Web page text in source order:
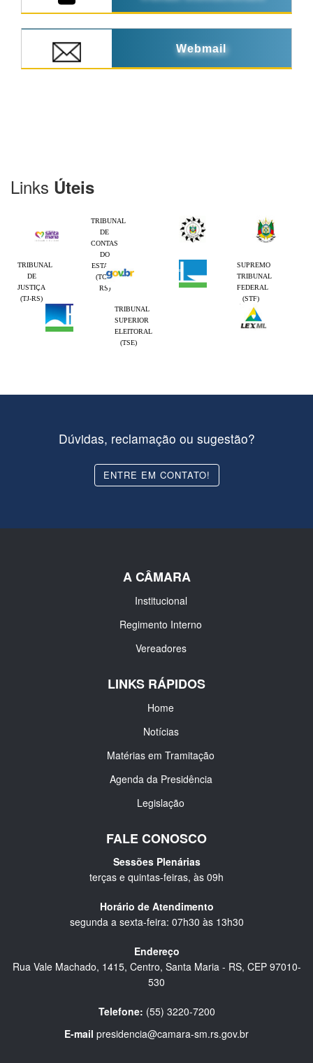
Webmail
Links Úteis
TRIBUNAL
DE
CONTAS
DO
ESTADO
(TCE-
RS)
TRIBUNAL
DE
JUSTIÇA
(TJ-RS)
SUPREMO
TRIBUNAL
FEDERAL
(STF)
TRIBUNAL
SUPERIOR
ELEITORAL
(TSE)
Dúvidas, reclamação ou sugestão?
ENTRE EM CONTATO!
A CÂMARA
Institucional
Regimento Interno
Vereadores
LINKS RÁPIDOS
Home
Notícias
Matérias em Tramitação
Agenda da Presidência
Legislação
FALE CONOSCO
Sessões Plenárias
terças e quintas-feiras, às 09h
Horário de Atendimento
segunda a sexta-feira: 07h30 às 13h30
Endereço
Rua Vale Machado, 1415, Centro, Santa Maria - RS, CEP 97010-
530
Telefone: (55) 3220-7200
E-mail presidencia@camara-sm.rs.gov.br